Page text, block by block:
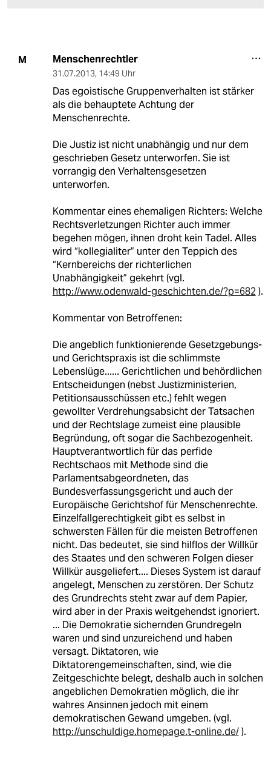
M Menschenrechtler
31.07.2013, 14:49 Uhr
Das egoistische Gruppenverhalten ist stärker
als die behauptete Achtung der
Menschenrechte.
Die Justiz ist nicht unabhängig und nur dem
geschrieben Gesetz unterworfen. Sie ist
vorrangig den Verhaltensgesetzen
unterworfen.
Kommentar eines ehemaligen Richters: Welche
Rechtsverletzungen Richter auch immer
begehen mögen, ihnen droht kein Tadel. Alles
wird “kollegialiter” unter den Teppich des
“Kernbereichs der richterlichen
Unabhängigkeit” gekehrt (vgl.
http://www.odenwald-geschichten.de/?p=682 ).
Kommentar von Betroffenen:
Die angeblich funktionierende Gesetzgebungs-
und Gerichtspraxis ist die schlimmste
Lebenslüge...... Gerichtlichen und behördlichen
Entscheidungen (nebst Justizministerien,
Petitionsausschüssen etc.) fehlt wegen
gewollter Verdrehungsabsicht der Tatsachen
und der Rechtslage zumeist eine plausible
Begründung, oft sogar die Sachbezogenheit.
Hauptverantwortlich für das perfide
Rechtschaos mit Methode sind die
Parlamentsabgeordneten, das
Bundesverfassungsgericht und auch der
Europäische Gerichtshof für Menschenrechte.
Einzelfallgerechtigkeit gibt es selbst in
schwersten Fällen für die meisten Betroffenen
nicht. Das bedeutet, sie sind hilflos der Willkür
des Staates und den schweren Folgen dieser
Willkür ausgeliefert.... Dieses System ist darauf
angelegt, Menschen zu zerstören. Der Schutz
des Grundrechts steht zwar auf dem Papier,
wird aber in der Praxis weitgehendst ignoriert.
... Die Demokratie sichernden Grundregeln
waren und sind unzureichend und haben
versagt. Diktatoren, wie
Diktatorengemeinschaften, sind, wie die
Zeitgeschichte belegt, deshalb auch in solchen
angeblichen Demokratien möglich, die ihr
wahres Ansinnen jedoch mit einem
demokratischen Gewand umgeben. (vgl.
http://unschuldige.homepage.t-online.de/).